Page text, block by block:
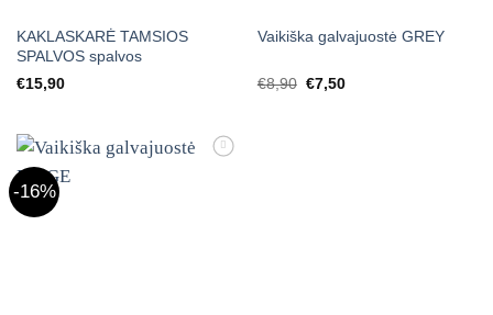
KAKLASKARĖ TAMSIOS
SPALVOS spalvos
€15,90
Vaikiška galvajuostė GREY
€8,90 Original
€7,50Current
-16%